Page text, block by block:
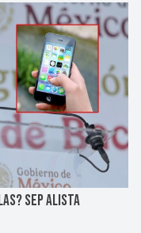
SEP ALISTA